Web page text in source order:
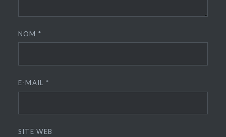
NOM*
E-MAIL *
SITE WEB